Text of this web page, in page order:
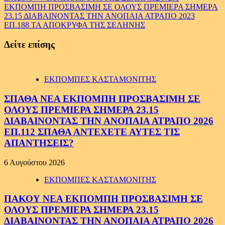
ΕΚΠΟΜΠΗ ΠΡΟΣΒΑΣΙΜΗ ΣΕ ΟΛΟΥΣ ΠΡΕΜΙΕΡΑ ΣΗΜΕΡΑ
23.15 ΔΙΑΒΑΙΝΟΝΤΑΣ ΤΗΝ ΑΝΟΠΑΙΑ ΑΤΡΑΠΟ 2023
ΕΠ.188 ΤΑ ΑΠΟΚΡΥΦΑ ΤΗΣ ΣΕΛΗΝΗΣ
Δείτε επίσης
ΕΚΠΟΜΠΕΣ ΚΑΣΤΑΜΟΝΙΤΗΣ
ΣΠΑΘΑ ΝΕΑ ΕΚΠΟΜΠΗ ΠΡΟΣΒΑΣΙΜΗ ΣΕ
ΟΛΟΥΣ ΠΡΕΜΙΕΡΑ ΣΗΜΕΡΑ 23.15
ΔΙΑΒΑΙΝΟΝΤΑΣ ΤΗΝ ΑΝΟΠΑΙΑ ΑΤΡΑΠΟ 2026
ΕΠ.112 ΣΠΑΘΑ ΑΝΤΕΧΕΤΕ ΑΥΤΕΣ ΤΙΣ
ΑΠΑΝΤΗΣΕΙΣ?
6 Αυγούστου 2026
ΕΚΠΟΜΠΕΣ ΚΑΣΤΑΜΟΝΙΤΗΣ
ΠΑΚΟΥ ΝΕΑ ΕΚΠΟΜΠΗ ΠΡΟΣΒΑΣΙΜΗ ΣΕ
ΟΛΟΥΣ ΠΡΕΜΙΕΡΑ ΣΗΜΕΡΑ 23.15
ΔΙΑΒΑΙΝΟΝΤΑΣ ΤΗΝ ΑΝΟΠΑΙΑ ΑΤΡΑΠΟ 2026